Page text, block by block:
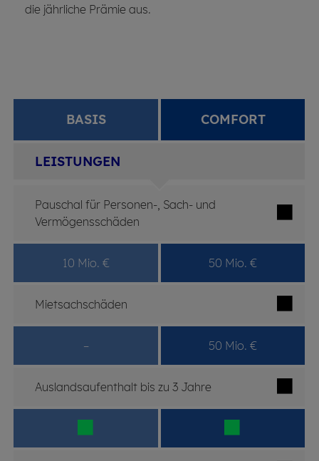
die jährliche Prämie aus.
BASIS COMFORT
LEISTUNGEN
Pauschal für Personen-, Sach- und
Vermögensschäden
10 Mio. € 50 Mio. €
Mietsachschäden
– 50 Mio. €
Auslandsaufenthalt bis zu 3 Jahre